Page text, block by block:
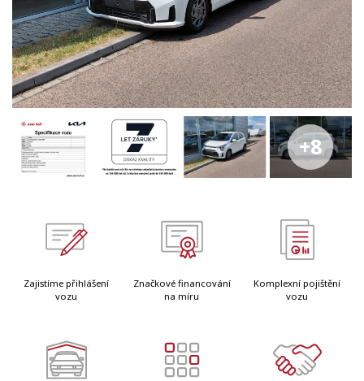
+8
Zajistíme přihlášení
vozu
Značkové financování
na míru
Komplexní pojištění
vozu